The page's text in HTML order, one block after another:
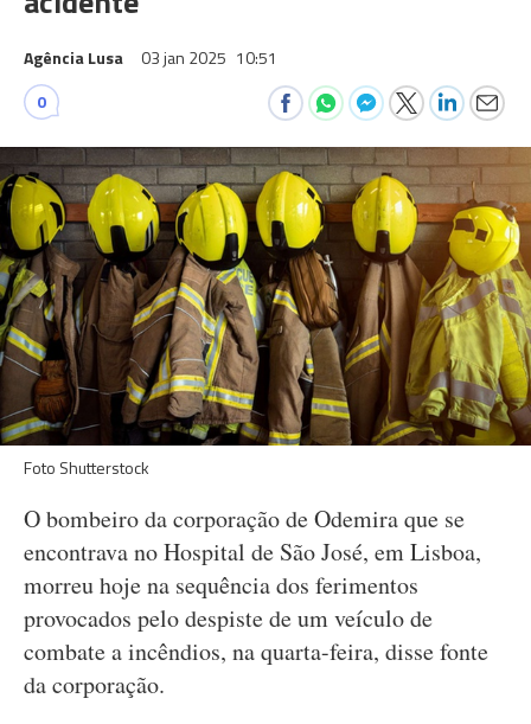
Agência Lusa 03 jan 2025 10:51
0
Foto Shutterstock
O bombeiro da corporação de Odemira que se
encontrava no Hospital de São José, em Lisboa,
morreu hoje na sequência dos ferimentos
provocados pelo despiste de um veículo de
combate a incêndios, na quarta-feira, disse fonte
da corporação.